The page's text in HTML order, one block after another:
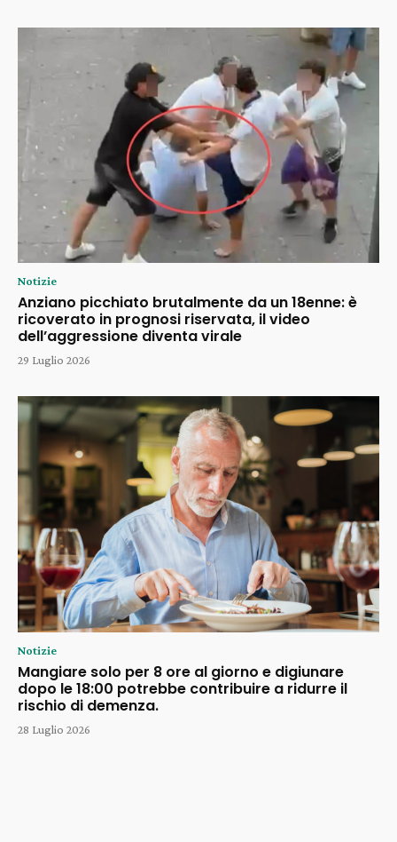
Notizie
Anziano picchiato brutalmente da un 18enne: è
ricoverato in prognosi riservata, il video
dell’aggressione diventa virale
29 Luglio 2026
Notizie
Mangiare solo per 8 ore al giorno e digiunare
dopo le 18:00 potrebbe contribuire a ridurre il
rischio di demenza.
28 Luglio 2026